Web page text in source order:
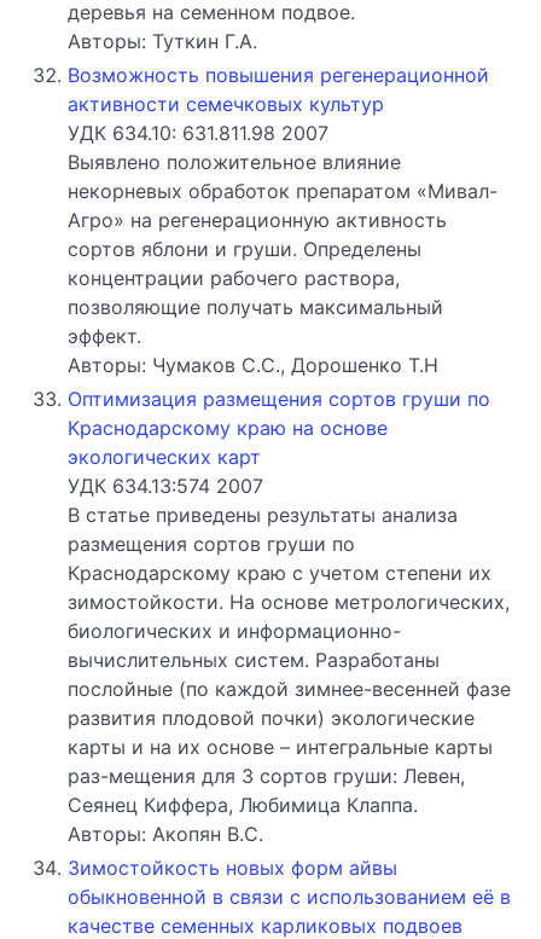
деревья на семенном подвое.
Авторы: Туткин Г.А.
Возможность повышения регенерационной
активности семечковых культур
УДК 634.10: 631.811.98 2007
Выявлено положительное влияние
некорневых обработок препаратом «Мивал-
Агро» на регенерационную активность
сортов яблони и груши. Определены
концентрации рабочего раствора,
позволяющие получать максимальный
эффект.
Авторы: Чумаков С.С., Дорошенко Т.Н
Оптимизация размещения сортов груши по
Краснодарскому краю на основе
экологических карт
УДК 634.13:574 2007
В статье приведены результаты анализа
размещения сортов груши по
Краснодарскому краю с учетом степени их
зимостойкости. На основе метрологических,
биологических и информационно-
вычислительных систем. Разработаны
послойные (по каждой зимнее-весенней фазе
развития плодовой почки) экологические
карты и на их основе – интегральные карты
раз-мещения для 3 сортов груши: Левен,
Сеянец Киффера, Любимица Клаппа.
Авторы: Акопян В.С.
Зимостойкость новых форм айвы
обыкновенной в связи с использованием её в
качестве семенных карликовых подвоев